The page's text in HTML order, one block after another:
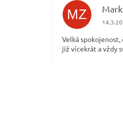
MZ
Velká spokojenost,
již vícekrát a vždy